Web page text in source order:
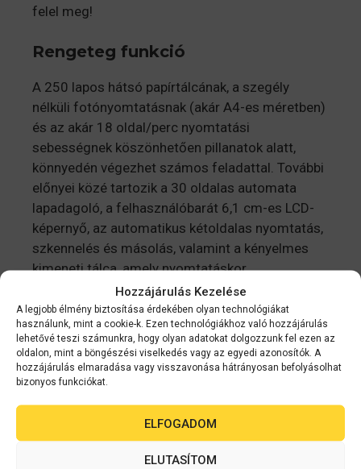
Hozzájárulás Kezelése
A legjobb élmény biztosítása érdekében olyan technológiákat
használunk, mint a cookie-k. Ezen technológiákhoz való hozzájárulás
lehetővé teszi számunkra, hogy olyan adatokat dolgozzunk fel ezen az
oldalon, mint a böngészési viselkedés vagy az egyedi azonosítók. A
hozzájárulás elmaradása vagy visszavonása hátrányosan befolyásolhat
bizonyos funkciókat.
ELFOGADOM
ELUTASÍTOM
felel meg!
Rengeteg funkció
A 250 lapos hátsó papírtálcának, a szegély
nélküli fotónyomtatásnak (akár A4-es méretben)
és az akár 18 oldal/perc nyomtatási
sebességnek köszönhetően pillanatok alatt,
könnyedén végezhet számos feladattal. További
előnyei közé tartozik a 30 oldalas automata
lapadagoló, a felhasználóbarát 6,1 cm-es LCD-
képernyő, az automatikus kétoldalas nyomtatás,
szkennelés és másolás, valamint a kényelmes
kimeneti tálca, amely nyomtatáskor
automatikusan kinyílik. A nyomathordozó-ablak
segítségével gyorsan ellenőrizheti a papír
szintjét.
Tartós felépítés
A hő nélküli nyomtatási technológia egyet jelent
azzal, hogy a nyomtatófej a nyomtató teljes
élettartamáig kitart, így nincs szükség az
alkatrészek cseréjére vagy frissítésére, és a